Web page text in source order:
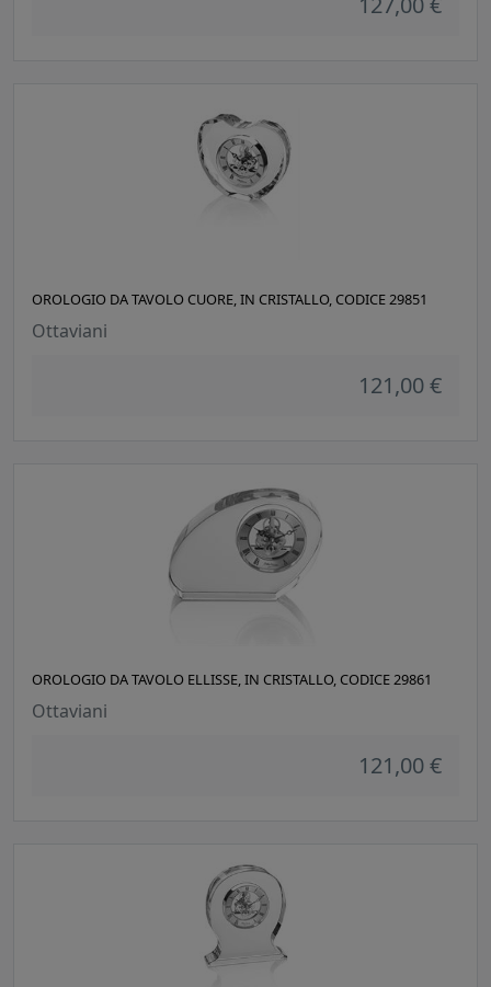
OROLOGIO DA TAVOLO CUORE, IN CRISTALLO, CODICE 29851
Ottaviani
121,00 €
OROLOGIO DA TAVOLO ELLISSE, IN CRISTALLO, CODICE 29861
Ottaviani
121,00 €